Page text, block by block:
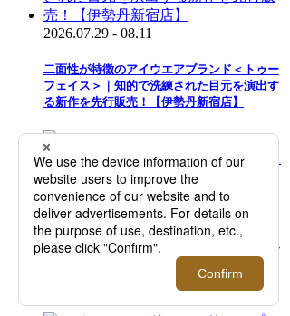
2026.07.29 - 08.11
二面性が特徴のアイウエアブランド＜トゥー
フェイス＞｜知的で洗練された目元を演出す
る新作を先行販売！【伊勢丹新宿店】
2026.08.05 - 08.18
＜モロー・パリ＞｜マーカージュペイントバ
ッグ 「One Of A Kind」コレクションを期間
限定でご紹介【伊勢丹新宿店】